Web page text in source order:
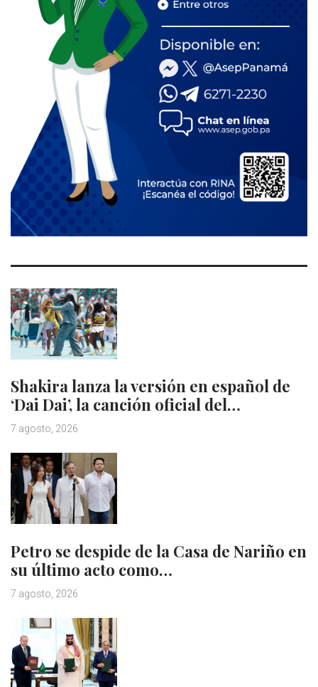
Shakira lanza la versión en español de
‘Dai Dai’, la canción oficial del…
7 agosto, 2026
Petro se despide de la Casa de Nariño en
su último acto como…
7 agosto, 2026